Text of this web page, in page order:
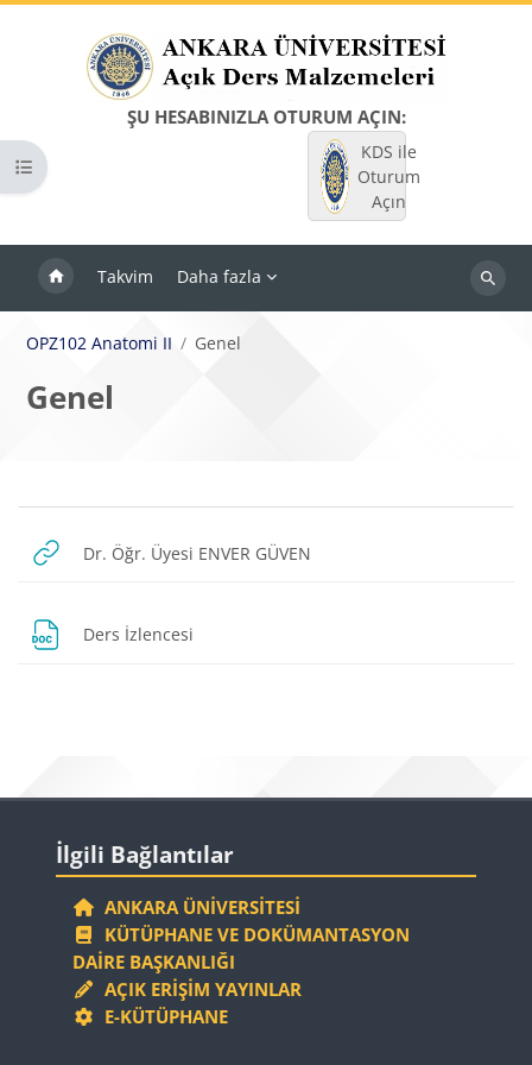
ŞU HESABINIZLA OTURUM AÇIN:
KDS ile
Oturum
Açın
Takvim Daha fazla
Dersleri
Kurs dizinini aç
OPZ102 Anatomi II Genel
Genel
Bloklar
Bölüm anahatları
Dr. Öğr. Üyesi ENVER GÜVEN
Ders İzlencesi
Bloklar
İlgili Bağlantılar
ANKARA ÜNIVERSITESI
KÜTÜPHANE VE DOKÜMANTASYON
DAIRE BAŞKANLIĞI
AÇIK ERIŞIM YAYINLAR
E-KÜTÜPHANE